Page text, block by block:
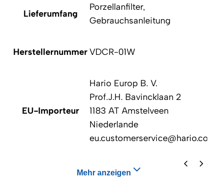
Lieferumfang
Porzellanfilter,
Gebrauchsanleitung
HerstellernummerVDCR-01W
EU-Importeur
Hario Europ B. V.
Prof.J.H. Bavincklaan 2
1183 AT Amstelveen
Niederlande
eu.customerservice@hario.com
Mehr anzeigen